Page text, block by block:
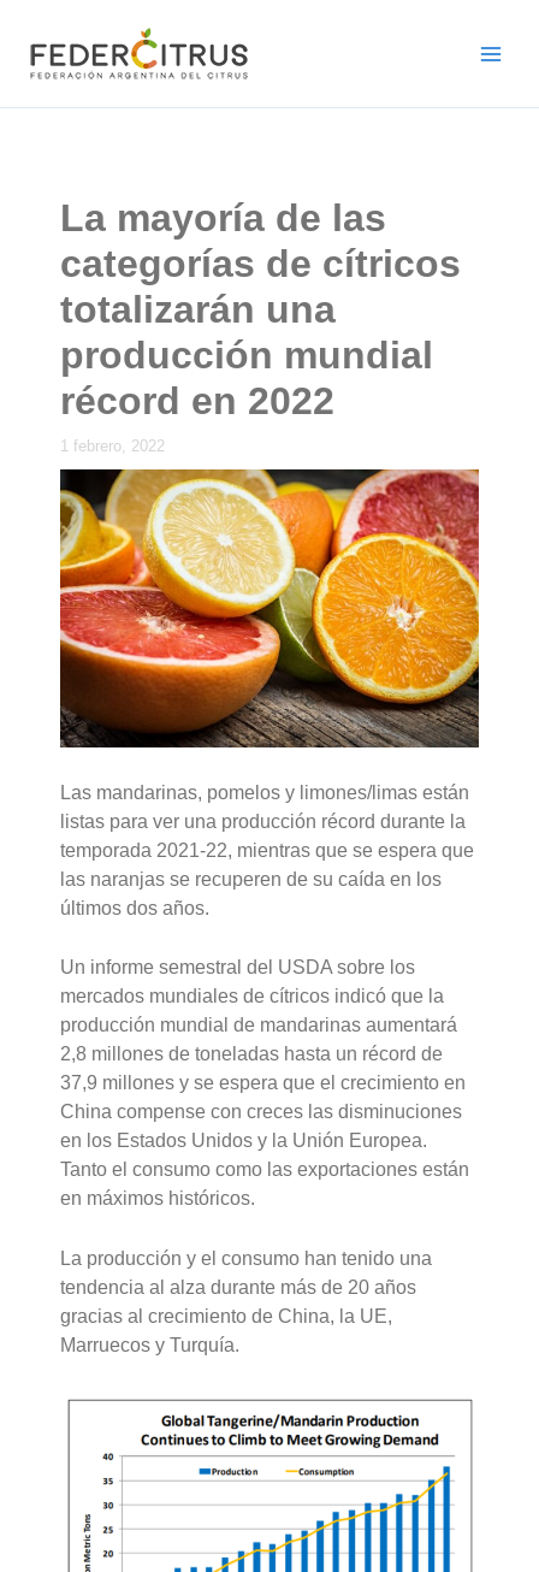
contenido
La mayoría de las
categorías de cítricos
totalizarán una
producción mundial
récord en 2022
1 febrero, 2022
Las mandarinas, pomelos y limones/limas están
listas para ver una producción récord durante la
temporada 2021-22, mientras que se espera que
las naranjas se recuperen de su caída en los
últimos dos años.
Un informe semestral del USDA sobre los
mercados mundiales de cítricos indicó que la
producción mundial de mandarinas aumentará
2,8 millones de toneladas hasta un récord de
37,9 millones y se espera que el crecimiento en
China compense con creces las disminuciones
en los Estados Unidos y la Unión Europea.
Tanto el consumo como las exportaciones están
en máximos históricos.
La producción y el consumo han tenido una
tendencia al alza durante más de 20 años
gracias al crecimiento de China, la UE,
Marruecos y Turquía.